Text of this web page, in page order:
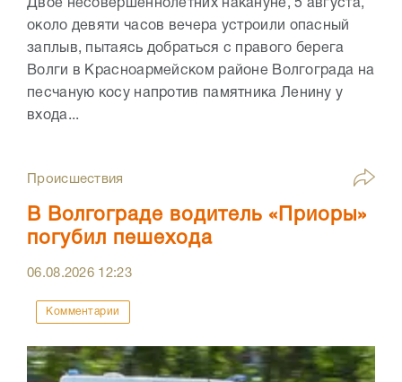
Двое несовершеннолетних накануне, 5 августа,
около девяти часов вечера устроили опасный
заплыв, пытаясь добраться с правого берега
Волги в Красноармейском районе Волгограда на
песчаную косу напротив памятника Ленину у
входа...
Происшествия
В Волгограде водитель «Приоры»
погубил пешехода
06.08.2026 12:23
Комментарии